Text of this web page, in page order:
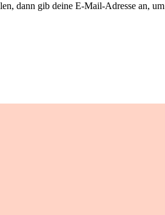
dann gib deine E-Mail-Adresse an,